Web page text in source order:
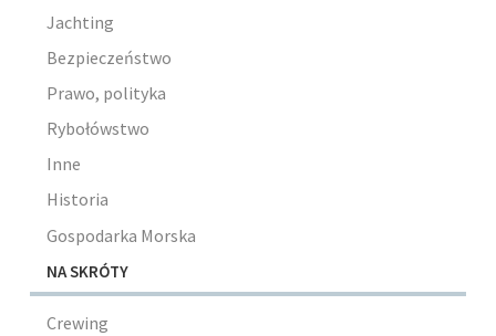
Jachting
Bezpieczeństwo
Prawo, polityka
Rybołówstwo
Inne
Historia
Gospodarka Morska
NA SKRÓTY
Crewing